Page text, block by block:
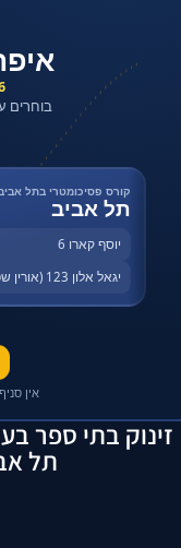
6 ערים ·
בוחרים
קורס פסיכומטרי בתל
תל אביב
יוסף קארו 6
יגאל אלון 123 (אורין שפלטר)
אין
תל אביב |